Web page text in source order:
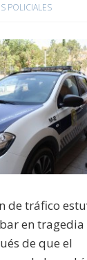
POLICIALES
de tráfico
en tragedia
de que el